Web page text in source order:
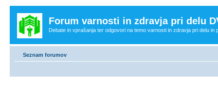
Forum varnosti in zdravja pri delu
Debate in vprašanja ter odgovori na temo varnosti in zdravja pri delu in
Seznam forumov